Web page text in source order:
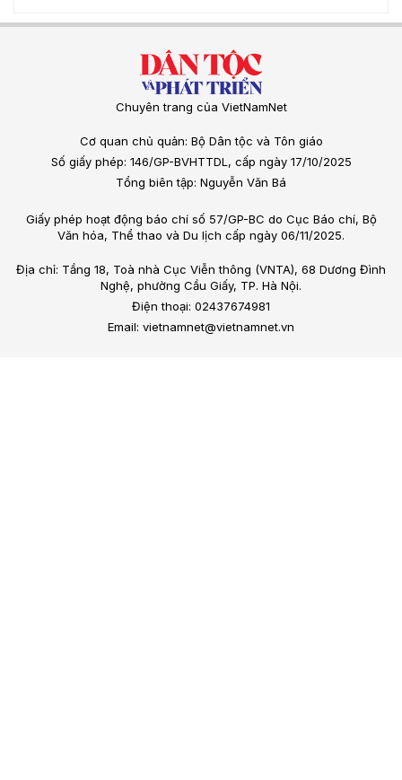
Chuyên trang của VietNamNet
Cơ quan chủ quản: Bộ Dân tộc và Tôn giáo
Số giấy phép: 146/GP-BVHTTDL, cấp ngày 17/10/2025
Tổng biên tập: Nguyễn Văn Bá
Giấy phép hoạt động báo chí số 57/GP-BC do Cục Báo chí, Bộ
Văn hóa, Thể thao và Du lịch cấp ngày 06/11/2025.
Địa chỉ: Tầng 18, Toà nhà Cục Viễn thông (VNTA), 68 Dương Đình
Nghệ, phường Cầu Giấy, TP. Hà Nội.
Điện thoại: 02437674981
Email: vietnamnet@vietnamnet.vn